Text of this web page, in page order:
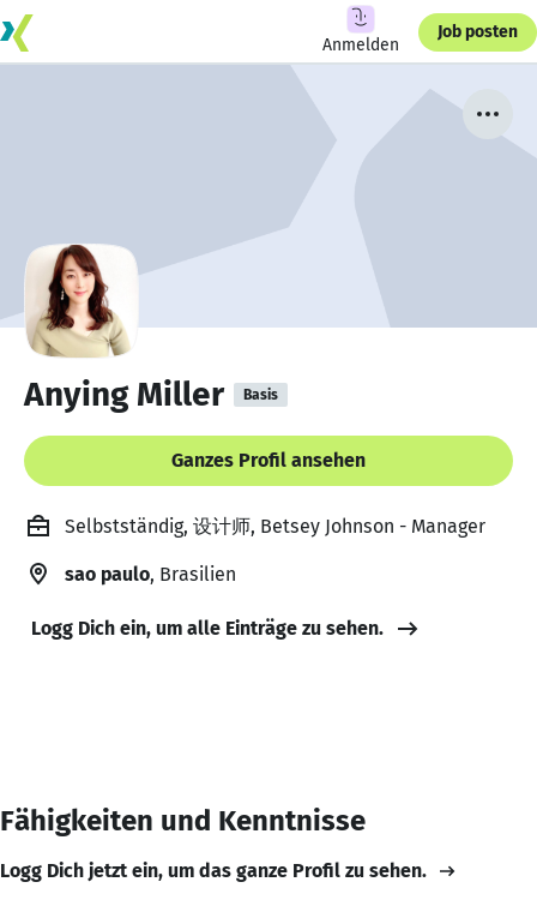
Anmelden
Job posten
Anying Miller Basis
Ganzes Profil ansehen
Selbstständig, 设计师, Betsey Johnson - Manager
sao paulo, Brasilien
Logg Dich ein, um alle Einträge zu sehen.
Fähigkeiten und Kenntnisse
Logg Dich jetzt ein, um das ganze Profil zu sehen.